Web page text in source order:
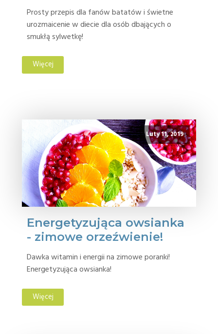
Prosty przepis dla fanów batatów i świetne
urozmaicenie w diecie dla osób dbających o
smukłą sylwetkę!
Więcej
Luty 11, 2019
Energetyzująca owsianka
- zimowe orzeźwienie!
Dawka witamin i energii na zimowe poranki!
Energetyzująca owsianka!
Więcej